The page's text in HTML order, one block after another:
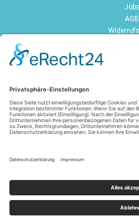
Jobs
AGB
Alle Preise inkl.